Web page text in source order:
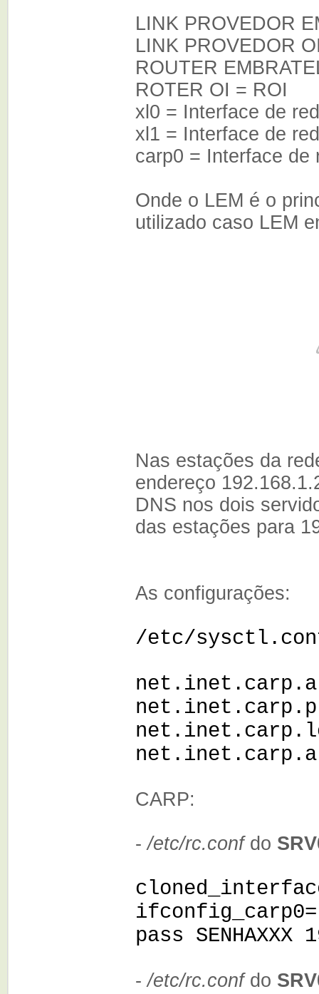
LINK PROVEDOR
LINK PROVEDOR
ROUTER
ROTER OI = ROI
xl0 = Interface de
xl1 = Interface de
carp0 = Interface de
Onde o LEM é o
utilizado caso LEM
Nas estações da
endereço
DNS nos dois
das estações para
As configurações:
/etc/
CARP:
-/etc/rc.confdo
pass
-/etc/rc.confdo